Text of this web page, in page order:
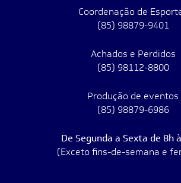
Coordenação de
(85) 98879-9401
Achados e Perdidos
(85) 98112-8800
Produção de eventos
(85) 98879-6986
De Segunda a Sexta de 8h
(Exceto fins-de-semana e